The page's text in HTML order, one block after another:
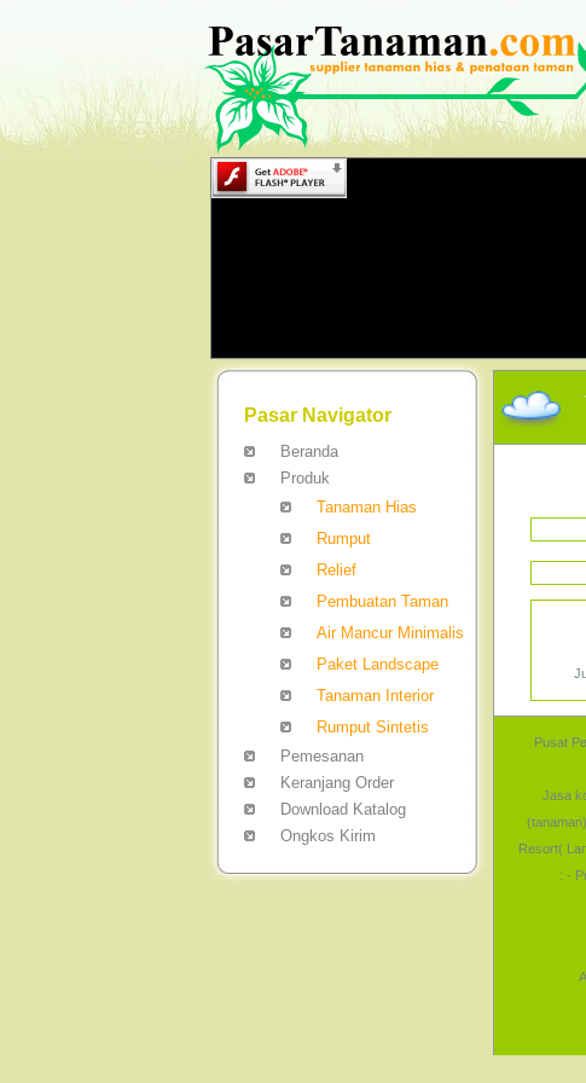
Pasar Navigator
Beranda
Produk
Tanaman Hias
Rumput
Relief
Pembuatan Taman
Air Mancur Minimalis
Paket Landscape
Tanaman Interior
Rumput Sintetis
Pemesanan
Keranjang Order
Download Katalog
Ongkos Kirim
Pusat
Jasa
Resort(
: -